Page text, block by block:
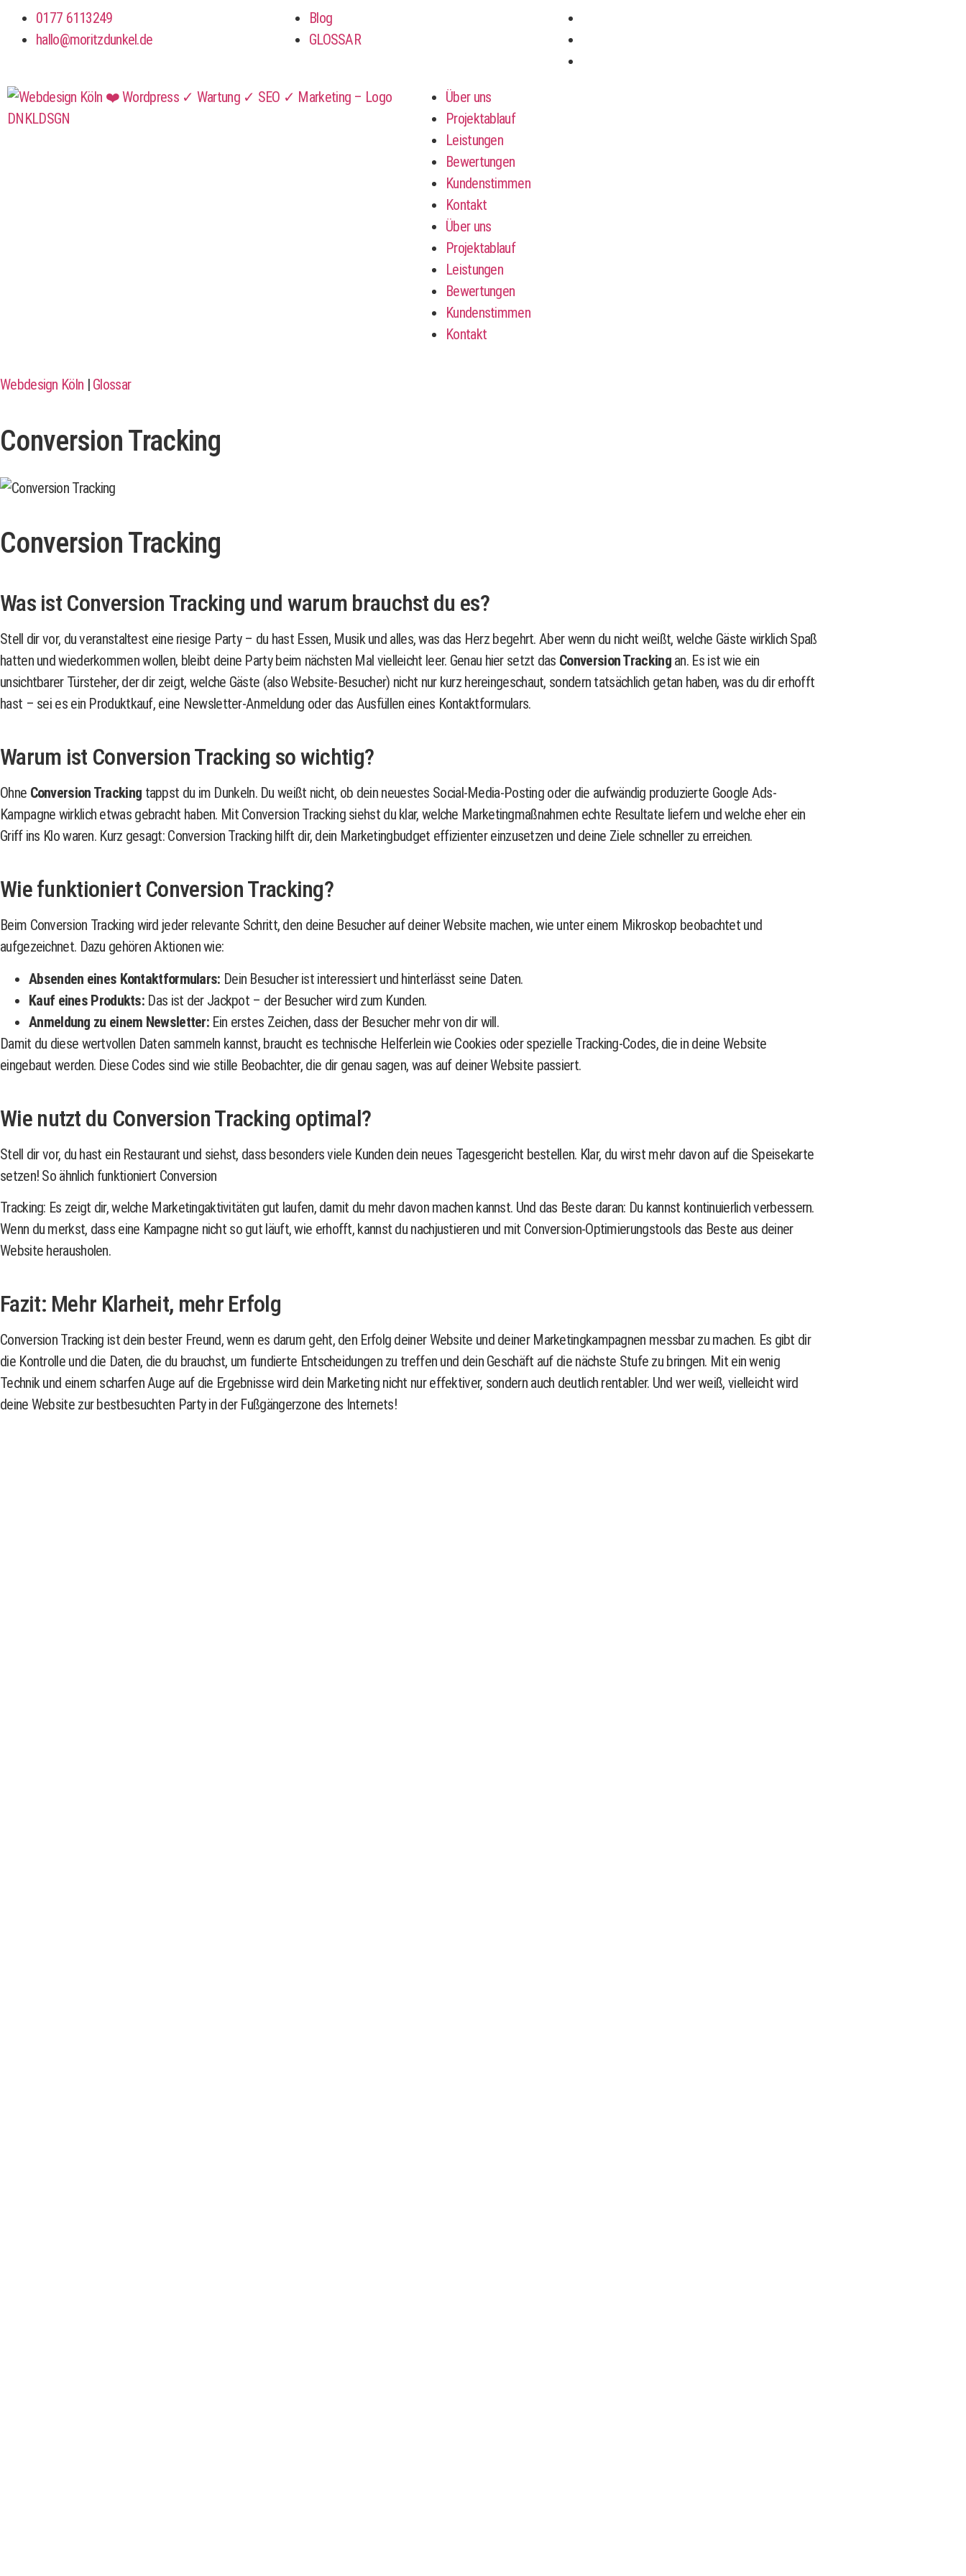
0177 6113249
hallo@moritzdunkel.de
Blog
GLOSSAR
Über uns
Projektablauf
Leistungen
Bewertungen
Kundenstimmen
Kontakt
Über uns
Projektablauf
Leistungen
Bewertungen
Kundenstimmen
Kontakt
Webdesign Köln | Glossar
Conversion Tracking
Conversion Tracking
Was ist Conversion Tracking und warum brauchst du es?
Stell dir vor, du veranstaltest eine riesige Party – du hast Essen, Musik und alles, was das Herz begehrt. Aber wenn du nicht weißt, welche Gäste wirklich Spaß
hatten und wiederkommen wollen, bleibt deine Party beim nächsten Mal vielleicht leer. Genau hier setzt das Conversion Trackingan. Es ist wie ein
unsichtbarer Türsteher, der dir zeigt, welche Gäste (also Website-Besucher) nicht nur kurz hereingeschaut, sondern tatsächlich getan haben, was du dir erhofft
hast – sei es ein Produktkauf, eine Newsletter-Anmeldung oder das Ausfüllen eines Kontaktformulars.
Warum ist Conversion Tracking so wichtig?
Ohne Conversion Tracking tappst du im Dunkeln. Du weißt nicht, ob dein neuestes Social-Media-Posting oder die aufwändig produzierte Google Ads-
Kampagne wirklich etwas gebracht haben. Mit Conversion Tracking siehst du klar, welche Marketingmaßnahmen echte Resultate liefern und welche eher ein
Griff ins Klo waren. Kurz gesagt: Conversion Tracking hilft dir, dein Marketingbudget effizienter einzusetzen und deine Ziele schneller zu erreichen.
Wie funktioniert Conversion Tracking?
Beim Conversion Tracking wird jeder relevante Schritt, den deine Besucher auf deiner Website machen, wie unter einem Mikroskop beobachtet und
aufgezeichnet. Dazu gehören Aktionen wie:
Absenden eines Kontaktformulars: Dein Besucher ist interessiert und hinterlässt seine Daten.
Kauf eines Produkts: Das ist der Jackpot – der Besucher wird zum Kunden.
Anmeldung zu einem Newsletter: Ein erstes Zeichen, dass der Besucher mehr von dir will.
Damit du diese wertvollen Daten sammeln kannst, braucht es technische Helferlein wie Cookies oder spezielle Tracking-Codes, die in deine Website
eingebaut werden. Diese Codes sind wie stille Beobachter, die dir genau sagen, was auf deiner Website passiert.
Wie nutzt du Conversion Tracking optimal?
Stell dir vor, du hast ein Restaurant und siehst, dass besonders viele Kunden dein neues Tagesgericht bestellen. Klar, du wirst mehr davon auf die Speisekarte
setzen! So ähnlich funktioniert Conversion
Tracking: Es zeigt dir, welche Marketingaktivitäten gut laufen, damit du mehr davon machen kannst. Und das Beste daran: Du kannst kontinuierlich verbessern.
Wenn du merkst, dass eine Kampagne nicht so gut läuft, wie erhofft, kannst du nachjustieren und mit Conversion-Optimierungstools das Beste aus deiner
Website herausholen.
Fazit: Mehr Klarheit, mehr Erfolg
Conversion Tracking ist dein bester Freund, wenn es darum geht, den Erfolg deiner Website und deiner Marketingkampagnen messbar zu machen. Es gibt dir
die Kontrolle und die Daten, die du brauchst, um fundierte Entscheidungen zu treffen und dein Geschäft auf die nächste Stufe zu bringen. Mit ein wenig
Technik und einem scharfen Auge auf die Ergebnisse wird dein Marketing nicht nur effektiver, sondern auch deutlich rentabler. Und wer weiß, vielleicht wird
deine Website zur bestbesuchten Party in der Fußgängerzone des Internets!